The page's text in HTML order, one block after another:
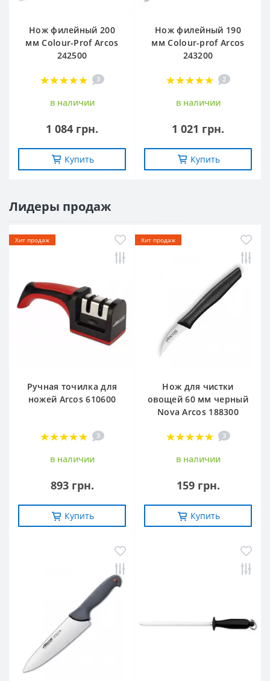
Нож филейный 200
мм Colour-Prof Arcos
242500
3
в наличии
1 084 грн.
Купить
Нож филейный 190
мм Colour-prof Arcos
243200
2
в наличии
1 021 грн.
Купить
Лидеры продаж
Хит продаж
Ручная точилка для
ножей Arcos 610600
3
в наличии
893 грн.
Купить
Хит продаж
Нож для чистки
овощей 60 мм черный
Nova Arcos 188300
3
в наличии
159 грн.
Купить